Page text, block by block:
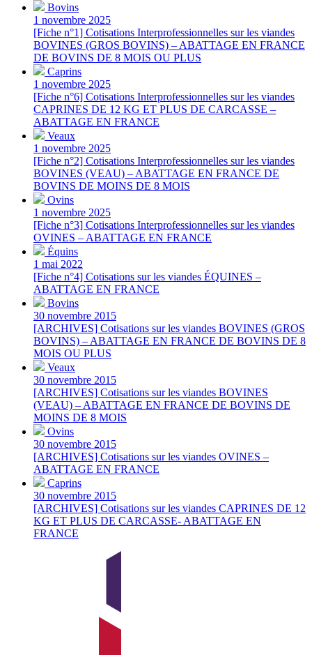
Bovins
1 novembre 2025
[Fiche n°1] Cotisations Interprofessionnelles sur les viandes
BOVINES (GROS BOVINS) – ABATTAGE EN FRANCE
DE BOVINS DE 8 MOIS OU PLUS
Caprins
1 novembre 2025
[Fiche n°6] Cotisations Interprofessionnelles sur les viandes
CAPRINES DE 12 KG ET PLUS DE CARCASSE –
ABATTAGE EN FRANCE
Veaux
1 novembre 2025
[Fiche n°2] Cotisations Interprofessionnelles sur les viandes
BOVINES (VEAU) – ABATTAGE EN FRANCE DE
BOVINS DE MOINS DE 8 MOIS
Ovins
1 novembre 2025
[Fiche n°3] Cotisations Interprofessionnelles sur les viandes
OVINES – ABATTAGE EN FRANCE
Équins
1 mai 2022
[Fiche n°4] Cotisations sur les viandes ÉQUINES –
ABATTAGE EN FRANCE
Bovins
30 novembre 2015
[ARCHIVES] Cotisations sur les viandes BOVINES (GROS
BOVINS) – ABATTAGE EN FRANCE DE BOVINS DE 8
MOIS OU PLUS
Veaux
30 novembre 2015
[ARCHIVES] Cotisations sur les viandes BOVINES
(VEAU) – ABATTAGE EN FRANCE DE BOVINS DE
MOINS DE 8 MOIS
Ovins
30 novembre 2015
[ARCHIVES] Cotisations sur les viandes OVINES –
ABATTAGE EN FRANCE
Caprins
30 novembre 2015
[ARCHIVES] Cotisations sur les viandes CAPRINES DE 12
KG ET PLUS DE CARCASSE- ABATTAGE EN
FRANCE